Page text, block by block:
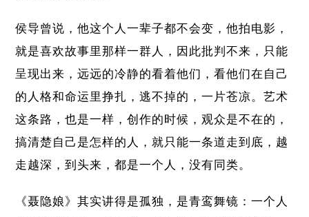
侯导曾说，他这个人一辈子都不会变，他拍电影，
就是喜欢故事里那样一群人，因此批判不来，只能
呈现出来，远远的冷静的看着他们，看他们在自己
的人格和命运里挣扎，逃不掉的，一片苍凉。艺术
这条路，也是一样，创作的时候，观众是不在的，
搞清楚自己是怎样的人，就只能一条道走到底，越
走越深，到头来，都是一个人，没有同类。
《聂隐娘》其实讲得是孤独，是青鸾舞镜：一个人